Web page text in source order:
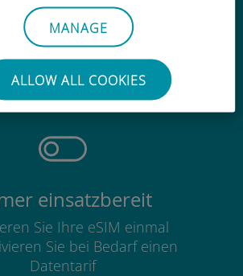
MANAGE
ALLOW ALL COOKIES
Mühelos
Ihre bestehende SIM-
Karte nicht entfernen
einsatzbereit
Sie Ihre eSIM einmal
Sie bei Bedarf einen
Datentarif